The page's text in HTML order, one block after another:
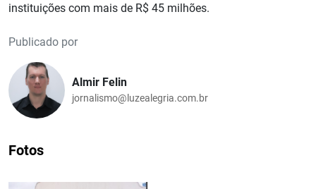
instituições com mais de R$ 45 milhões.
Publicado por
Almir Felin
jornalismo@luzealegria.com.br
Fotos